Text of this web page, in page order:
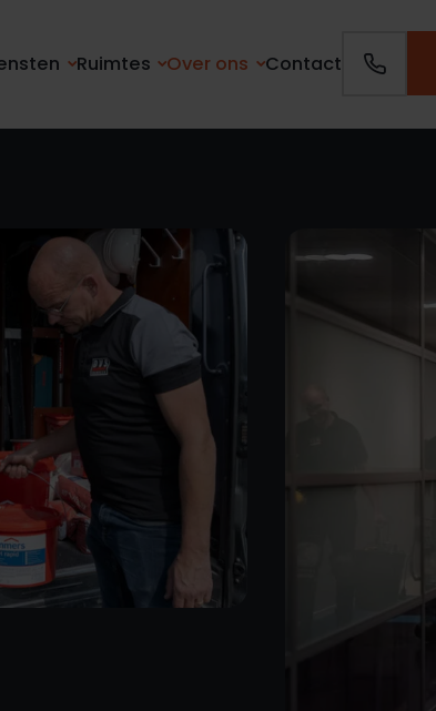
Ruimtes Over ons Contact